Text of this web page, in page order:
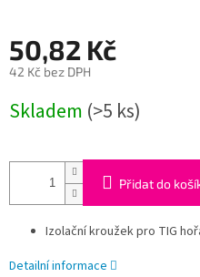
50,82 Kč
42 Kč bez DPH
cena:
Skladem (>5 ks)
Přidat do
Izolační kroužek pro TIG
Detailní informace